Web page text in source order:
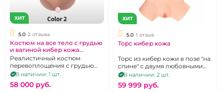
ХИТ
5.0 2 отзыва
Костюм на все тело с грудью
и вагиной кибер кожа
"Вторая кожа"
Реалистичный костюм
перевоплощения с грудью
третьего размера и вагиной
В наличии: 1 шт.
58 000 pуб.
ХИТ
5.0 1 отзыв
Торс кибер кожа
Торс из кибер кожи в позе "на
спине" с двумя любовными
отверстиями и большой
В наличии: 2 шт.
59 999 pуб.